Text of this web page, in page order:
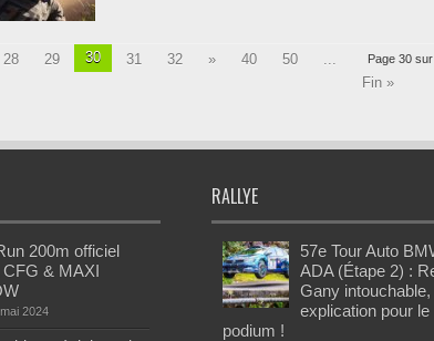
Page 30
28 29 30 31 32 » 40 50
...
Fin »
200m officiel
CFG & MAXI
2024
RALLYE
57e Tour Auto
ADA (Étape 2) :
Gany
explication pour le
podium !